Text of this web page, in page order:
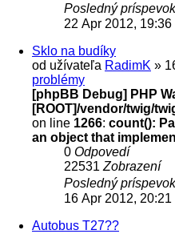
Posledný
22 Apr 2012, 19:36
Sklo na budíky
od užívateľa RadimK »
problémy
[phpBB Debug] PHP
[ROOT]/vendor/twig/
on line 1266: count():
an object that
0 Odpovedí
22531 Zobrazení
Posledný
16 Apr 2012, 20:21
Autobus T27??